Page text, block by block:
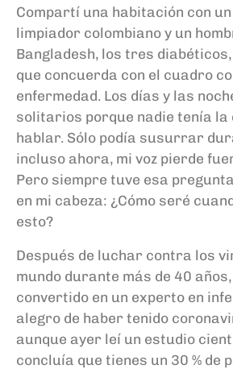
Compartí una habitación con
limpiador colombiano y un
Bangladesh, los tres
que concuerda con el cuadro
enfermedad. Los días y las
solitarios porque nadie tenía la
hablar. Sólo podía susurrar
incluso ahora, mi voz pierde
Pero siempre tuve esa
en mi cabeza: ¿Cómo seré
esto?
Después de luchar contra los
mundo durante más de 40 años,
convertido en un experto en
alegro de haber tenido corona
aunque ayer leí un estudio
concluía que tienes un 30 % de